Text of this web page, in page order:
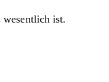
wesentlich ist.